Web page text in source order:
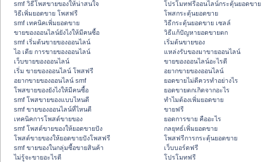
smf วิธีโพสขายของให้น่าสนใจ
วิธีเพิ่มยอดขาย โพสฟรี
smf เทคนิคเพิ่มยอดขาย
ขายของออนไลน์ยังไงให้มีคนซื้อ
smf เริ่มต้นขายของออนไลน์
ไอ เดีย การขายของออนไลน์
เว็บขายของออนไลน์
เริ่ม ขายของออนไลน์ โพสฟรี
อยากขายของออนไลน์ smf
โพสขายของยังไงให้มีคนซื้อ
smf โพสขายของแบบไหนดี
smf ขายของออนไลน์ที่ไหนดี
เทคนิคการโพสต์ขายของ
smf โพสต์ขายของให้ยอดขายปัง
โพสต์ขายของให้ยอดขายปังโพสฟรี
smf ขายของในกลุ่มซื้อขายสินค้า
ไม่รู้จะขายอะไรดี
โปรโมทฟรีออนไลน์กระตุ้นยอดขาย
โพสกระตุ้นยอดขาย
วิธีกระตุ้นยอดขาย เซลล์
วิธีแก้ปัญหายอดขายตก
เริ่มต้นขายของ
แหล่งรับของมาขายออนไลน์
ขายของออนไลน์อะไรดี
อยากขายของออนไลน์
ยอดขายไม่ดีควรทำอย่างไร
ยอดขายตกเกิดจากอะไร
ทำไมต้องเพิ่มยอดขาย
ขายฟรี
ยอดการขาย คืออะไร
กลยุทธ์เพิ่มยอดขาย
โพสฟรีการกระตุ้นยอดขาย
เว็บบอร์ดฟรี
โปรโมทฟรี